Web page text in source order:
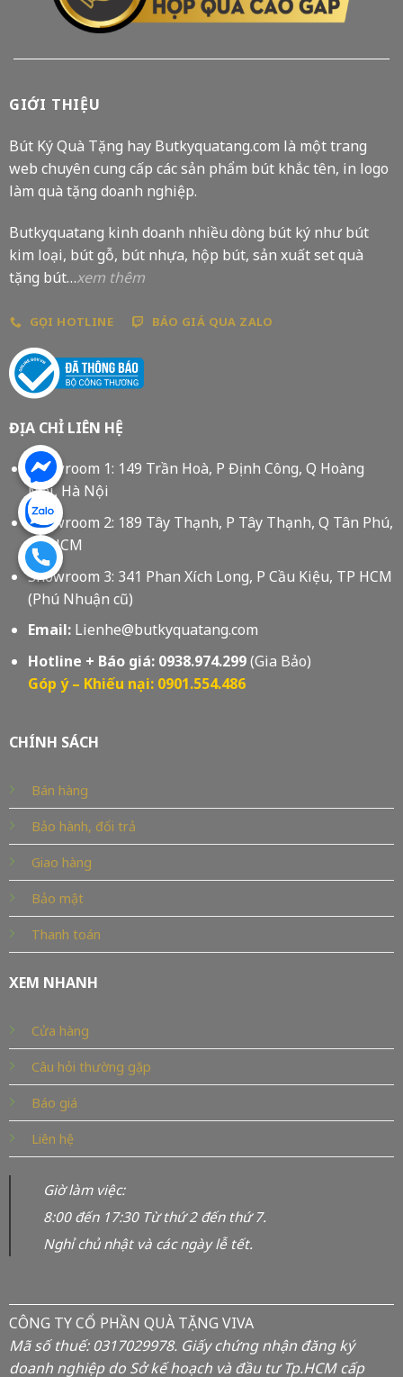
GIỚI THIỆU
Bút Ký Quà Tặng hay Butkyquatang.com là một trang
web chuyên cung cấp các sản phẩm bút khắc tên, in logo
làm quà tặng doanh nghiệp.
Butkyquatang kinh doanh nhiều dòng bút ký như bút
kim loại, bút gỗ, bút nhựa, hộp bút, sản xuất set quà
tặng bút…xem thêm
GỌI HOTLINE BÁO GIÁ QUA ZALO
ĐỊA CHỈ LIÊN HỆ
Showroom 1: 149 Trần Hoà, P Định Công, Q Hoàng
Mai, Hà Nội
Showroom 2: 189 Tây Thạnh, P Tây Thạnh, Q Tân Phú,
Tp HCM
Showroom 3: 341 Phan Xích Long, P Cầu Kiệu, TP HCM
(Phú Nhuận cũ)
Email:Lienhe@butkyquatang.com
Hotline + Báo giá: 0938.974.299(Gia Bảo)
Góp ý – Khiếu nại: 0901.554.486
CHÍNH SÁCH
Bán hàng
Bảo hành, đổi trả
Giao hàng
Bảo mật
Thanh toán
XEM NHANH
Cửa hàng
Câu hỏi thường gặp
Báo giá
Liên hệ
Giờ làm việc:
8:00 đến 17:30 Từ thứ 2 đến thứ 7.
Nghỉ chủ nhật và các ngày lễ tết.
CÔNG TY CỔ PHẦN QUÀ TẶNG VIVA
Mã số thuế: 0317029978. Giấy chứng nhận đăng ký
doanh nghiệp do Sở kế hoạch và đầu tư Tp.HCM cấp